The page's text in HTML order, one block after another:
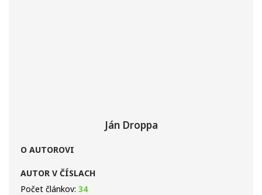
Ján Droppa
O AUTOROVI
AUTOR V ČÍSLACH
Počet článkov: 34